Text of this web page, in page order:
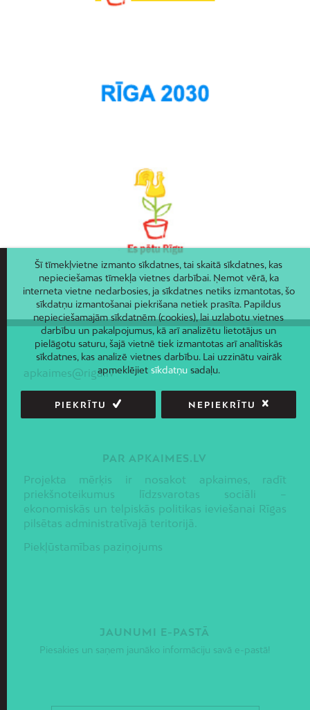
apkaimes@riga.lv
PAR APKAIMES.LV
Projekta mērķis ir nosakot apkaimes, radīt
priekšnoteikumus līdzsvarotas sociāli –
ekonomiskās un telpiskās politikas ieviešanai Rīgas
pilsētas administratīvajā teritorijā.
Piekļūstamības paziņojums
JAUNUMI E-PASTĀ
Piesakies un saņem jaunāko informāciju savā e-pastā!
Šī tīmekļvietne izmanto sīkdatnes, tai skaitā sīkdatnes, kas
nepieciešamas tīmekļa vietnes darbībai. Ņemot vērā, ka
interneta vietne nedarbosies, ja sīkdatnes netiks izmantotas, šo
sīkdatņu izmantošanai piekrišana netiek prasīta. Papildus
nepieciešamajām sīkdatnēm (cookies), lai uzlabotu vietnes
darbību un pakalpojumus, kā arī analizētu lietotājus un
pielāgotu saturu, šajā vietnē tiek izmantotas arī analītiskās
sīkdatnes, kas analizē vietnes darbību. Lai uzzinātu vairāk
apmeklējiet sīkdatņusadaļu.
PIEKRĪTU NEPIEKRĪTU